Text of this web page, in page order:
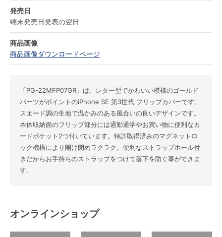
発売日
端末発売日発表の翌日
商品画像
商品画像ダウンロードページ
「PG-22MFP07GR」は、レター型でかわいい模様のゴールド
パーツがポイントのiPhone SE 第3世代 フリップカバーです。
スエード調の生地で温かみのある風合いの良いデザインです。
本体収納面のフリップ部分には通勤通学やお買い物に便利なカ
ードポケット2つ付いています。特許取得済みのマグネットロ
ック機構により開け閉めラクラク。便利なストラップホール付
きだからお手持ちのストラップをつけて落下を防ぐ事ができま
す。
オンラインショップ